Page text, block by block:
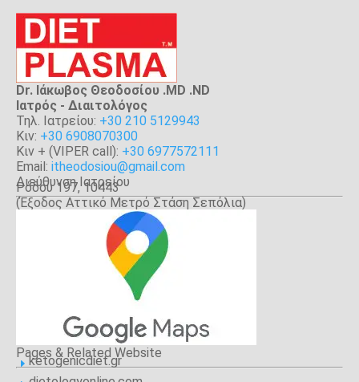
Dr. Ιάκωβος Θεοδοσίου .MD .ND
Iατρός - Διαιτολόγος
Τηλ. Ιατρείου: +30 210 5129943
Κιν: +30 6908070300
Κιν + (VIPER call): +30 6977572111
Email: itheodosiou@gmail.com
Διεύθυνση Ιατρείου
Ρόδου 197, 10443
(Έξοδος Αττικό Μετρό Στάση Σεπόλια)
Pages & Related Website
E ketogenicdiet.gr